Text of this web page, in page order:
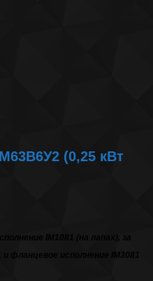
(0,25 кВт
IM1081 (на лапах), за
фланцевое исполнение IM3081